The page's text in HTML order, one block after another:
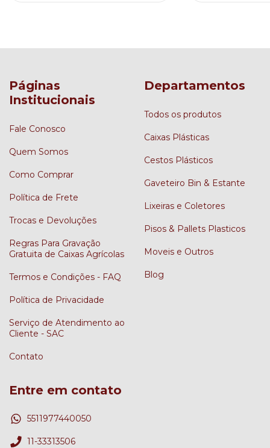
Páginas
Institucionais
Fale Conosco
Quem Somos
Como Comprar
Política de Frete
Trocas e Devoluções
Regras Para Gravação
Gratuita de Caixas Agrícolas
Termos e Condições - FAQ
Política de Privacidade
Serviço de Atendimento ao
Cliente - SAC
Contato
Departamentos
Todos os produtos
Caixas Plásticas
Cestos Plásticos
Gaveteiro Bin & Estante
Lixeiras e Coletores
Pisos & Pallets Plasticos
Moveis e Outros
Blog
Entre em contato
5511977440050
11-33313506